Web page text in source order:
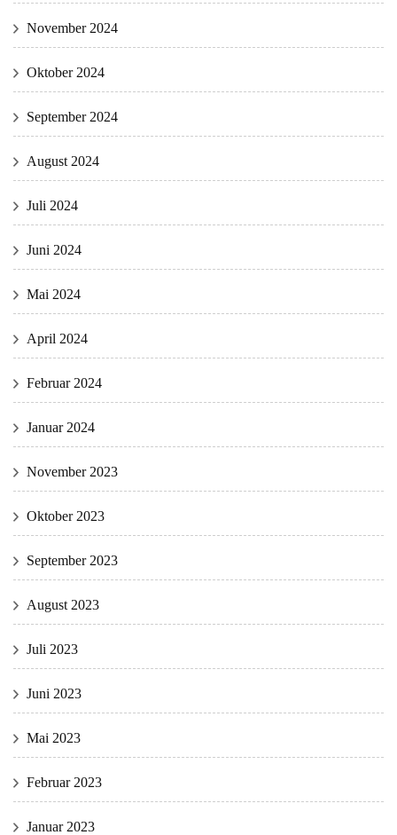
November 2024
Oktober 2024
September 2024
August 2024
Juli 2024
Juni 2024
Mai 2024
April 2024
Februar 2024
Januar 2024
November 2023
Oktober 2023
September 2023
August 2023
Juli 2023
Juni 2023
Mai 2023
Februar 2023
Januar 2023